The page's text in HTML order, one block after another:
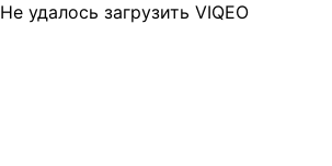
Не удалось загрузить VIQEO